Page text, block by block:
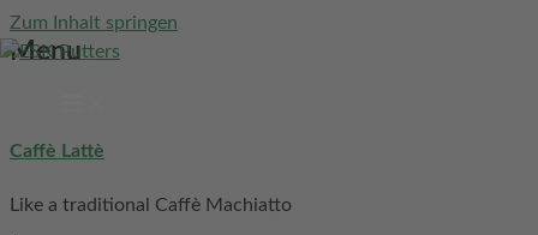
Zum Inhalt springen
Menu
Caffè Lattè
Like a traditional Caffè Machiatto